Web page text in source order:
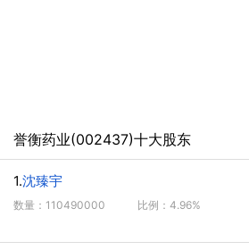
誉衡药业(002437)十大股东
1.沈臻宇
数量：110490000 比例：4.96%